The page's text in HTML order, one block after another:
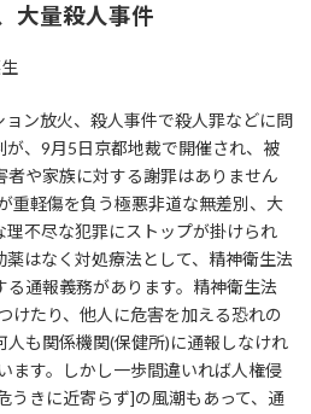
大量殺人事件
ン放火、殺人事件で殺人罪などに問
が、9月5日京都地裁で開催され、被
者や家族に対する謝罪はありません
重軽傷を負う極悪非道な無差別、大
理不尽な犯罪にストップが掛けられ
はなく対処療法として、精神衛生法
る通報義務があります。精神衛生法
けたり、他人に危害を加える恐れの
人も関係機関(保健所)に通報しなけれ
ます。しかし一歩間違いれば人権侵
うきに近寄らず]の風潮もあって、通